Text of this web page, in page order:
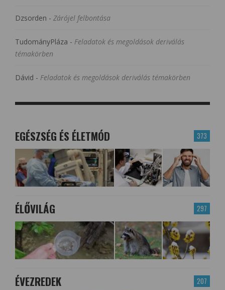
Dzsorden - Zárójel felbontása
TudományPláza - Feladatok és megoldások deriválás
témakörben
Dávid - Feladatok és megoldások deriválás témakörben
373
EGÉSZSÉG ÉS ÉLETMÓD
297
ÉLŐVILÁG
207
ÉVEZREDEK